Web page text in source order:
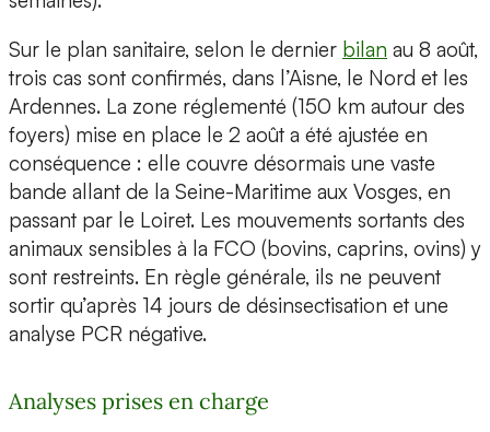
Sur le plan sanitaire, selon le dernier bilan au 8 août,
trois cas sont confirmés, dans l’Aisne, le Nord et les
Ardennes. La zone réglementé (150 km autour des
foyers) mise en place le 2 août a été ajustée en
conséquence : elle couvre désormais une vaste
bande allant de la Seine-Maritime aux Vosges, en
passant par le Loiret. Les mouvements sortants des
animaux sensibles à la FCO (bovins, caprins, ovins) y
sont restreints. En règle générale, ils ne peuvent
sortir qu’après 14 jours de désinsectisation et une
analyse PCR négative.
Analyses prises en charge